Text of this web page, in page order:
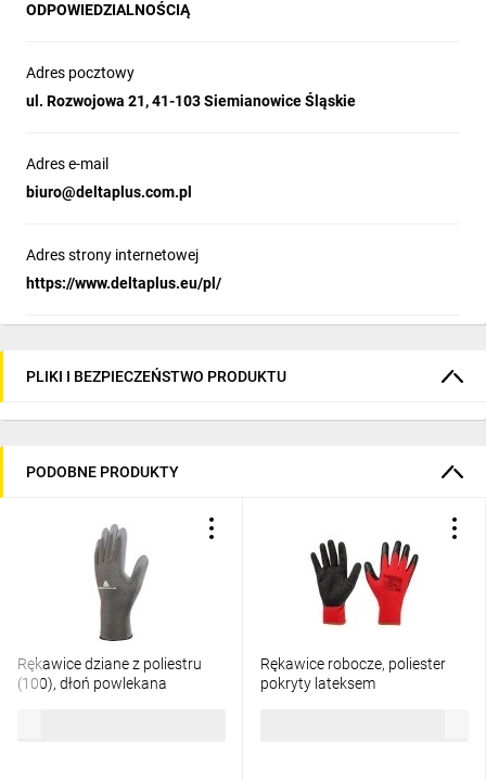
ODPOWIEDZIALNOŚCIĄ
Adres pocztowy
ul. Rozwojowa 21, 41-103 Siemianowice Śląskie
Adres e-mail
biuro@deltaplus.com.pl
Adres strony internetowej
https://www.deltaplus.eu/pl/
PLIKI I BEZPIECZEŃSTWO PRODUKTU
PODOBNE PRODUKTY
Rękawice dziane z poliestru
(100), dłoń powlekana
Rękawice robocze, poliester
pokryty lateksem